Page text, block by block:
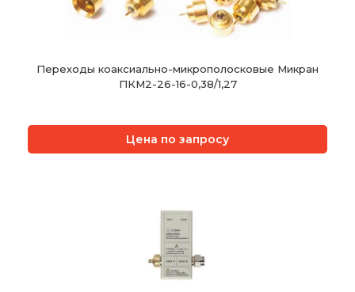
Переходы коаксиально-микрополосковые Микран
ПКМ2-26-16-0,38/1,27
Цена по запросу